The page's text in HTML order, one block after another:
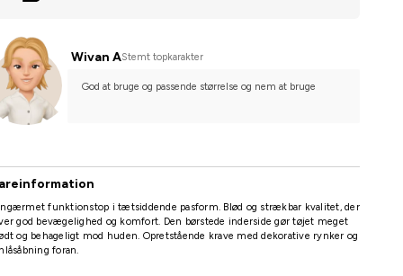
Wivan AStemt topkarakter
God at bruge og passende størrelse og nem at bruge
funktionstop i tætsiddende pasform. Blød og strækbar kvalitet, der
god bevægelighed og komfort. Den børstede inderside gør tøjet meget
og behageligt mod huden. Opretstående krave med dekorative rynker og
foran.